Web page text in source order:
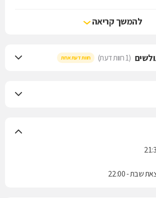
ברכה ומוצרי נייר וקרטון, מוצרי נוי ומתנות,
פרווה ועוד.
להמשך קריאה
(1 חוות דעת) חוות דעת אחת
שבת - 22:00